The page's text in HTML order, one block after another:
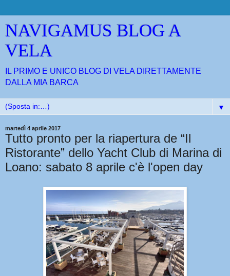
NAVIGAMUS BLOG A
VELA
IL PRIMO E UNICO BLOG DI VELA DIRETTAMENTE
DALLA MIA BARCA
▼
martedì 4 aprile 2017
Tutto pronto per la riapertura de “Il
Ristorante” dello Yacht Club di Marina di
Loano: sabato 8 aprile c'è l'open day